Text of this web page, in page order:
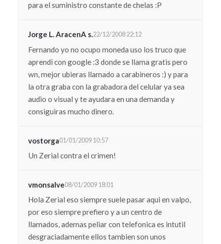
para el suministro constante de chelas :P
Jorge L. AracenA s.22/12/2008 22:12
Fernando yo no ocupo moneda uso los truco que
aprendi con google :3 donde se llama gratis pero
wn, mejor ubieras llamado a carabineros :) y para
la otra graba con la grabadora del celular ya sea
audio o visual y te ayudara en una demanda y
consiguiras mucho dinero.
vostorga01/01/2009 10:57
Un Zerial contra el crimen!
vmonsalve08/01/2009 18:01
Hola Zerial eso siempre suele pasar aqui en valpo,
por eso siempre prefiero y a un centro de
llamados, ademas peliar con telefonica es intutil
desgraciadamente ellos tambien son unos